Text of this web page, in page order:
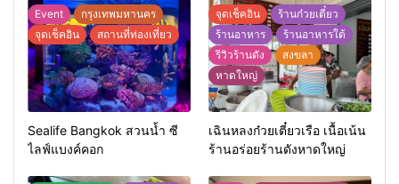
Event
กรุงเทพมหานคร
จุดเช็คอิน
สถานที่ท่องเที่ยว
Sealife Bangkok สวนน้ำ ซี
ไลฟ์แบงค์คอก
จุดเช็คอิน
ร้านก๋วยเตี๋ยว
ร้านอาหาร
ร้านอาหารใต้
รีวิวร้านดัง
สงขลา
หาดใหญ่
เฉินหลงก๋วยเตี๋ยวเรือ เนื้อเน้น
ร้านอร่อยร้านดังหาดใหญ่